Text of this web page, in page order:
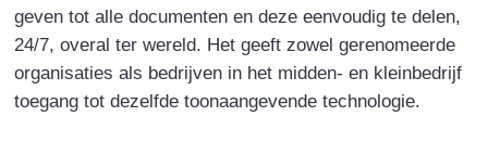
geven tot alle documenten en deze eenvoudig te delen,
24/7, overal ter wereld. Het geeft zowel gerenomeerde
organisaties als bedrijven in het midden- en kleinbedrijf
toegang tot dezelfde toonaangevende technologie.